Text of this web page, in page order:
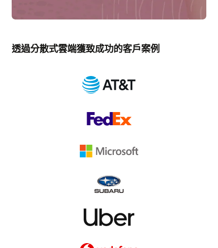
透過分散式雲端獲致成功的客戶案例